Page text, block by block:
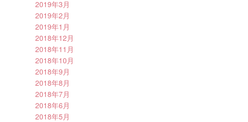
2019年3月
2019年2月
2019年1月
2018年12月
2018年11月
2018年10月
2018年9月
2018年8月
2018年7月
2018年6月
2018年5月